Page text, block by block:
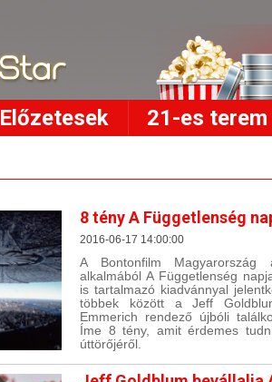
Előzetesek 21-es terem
8 tény A Függetlenség
2016-06-17 14:00:00
A Bontonfilm
alkalmából A Függetlenség
is tartalmazó kiadvánnyal
többek között a Jeff
Emmerich rendező újbóli
Íme 8 tény, amit érdemes
úttörőjéről.